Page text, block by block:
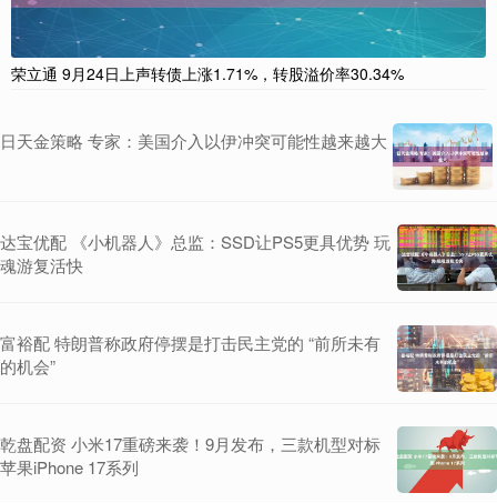
荣立通 9月24日上声转债上涨1.71%，转股溢价率30.34%
日天金策略 专家：美国介入以伊冲突可能性越来越大
达宝优配 《小机器人》总监：SSD让PS5更具优势 玩
魂游复活快
富裕配 特朗普称政府停摆是打击民主党的 “前所未有
的机会”
乾盘配资 小米17重磅来袭！9月发布，三款机型对标
苹果iPhone 17系列